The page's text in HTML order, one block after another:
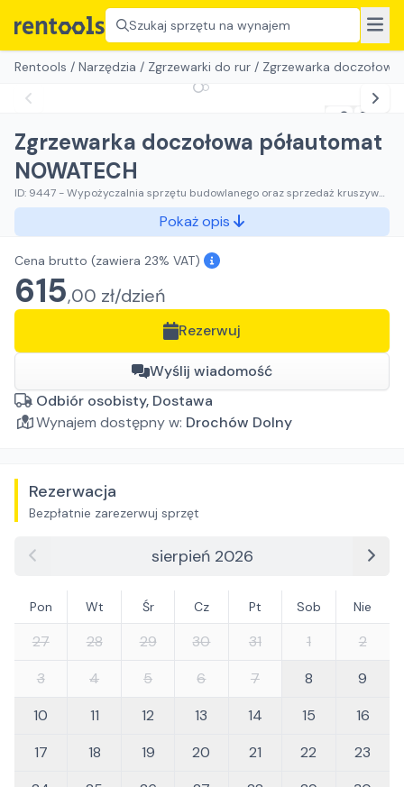
Szukaj sprzętu na wynajem
Rentools / Narzędzia / Zgrzewarki do rur / Zgrzewarka
Zgrzewarka doczołowa półautomat
NOWATECH
ID: 9447 -Wypożyczalnia sprzętu budowlanego oraz sprzedaż kruszyw
ozdobnych RENTAL BUD Justyna Dusza-Kumor
Pokaż opis
Cena brutto (zawiera 23% VAT)
615,00 zł/dzień
Rezerwuj
Wyślij wiadomość
Odbiór osobisty, Dostawa
Wynajem dostępny w: Drochów Dolny
Rezerwacja
Bezpłatnie zarezerwuj sprzęt
sierpień 2026
Pon Wt Śr Cz Pt Sob Nie
27 28 29 30 31 1
2
3
4 5 6 7 8
9
10
11 12 13 14 15
16
17
18 19 20 21 22
23